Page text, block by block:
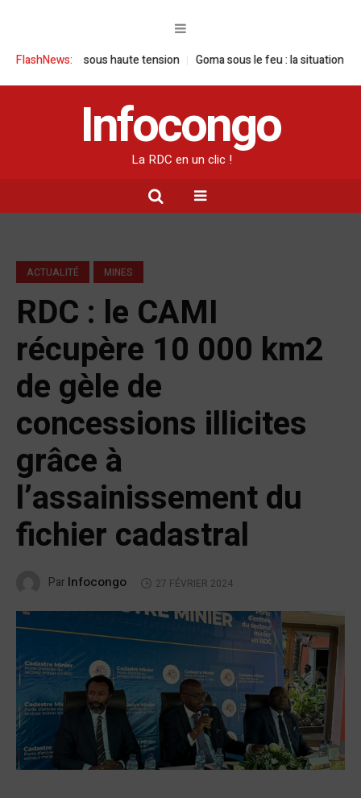
FlashNews:
sous haute tension Goma sous le feu : la situation humanitaire se
Infocongo
La RDC en un clic !
ACTUALITÉ MINES
RDC : le CAMI
récupère 10 000 km2
de gèle de
concessions illicites
grâce à
l’assainissement du
fichier cadastral
Par Infocongo 27 FÉVRIER 2024